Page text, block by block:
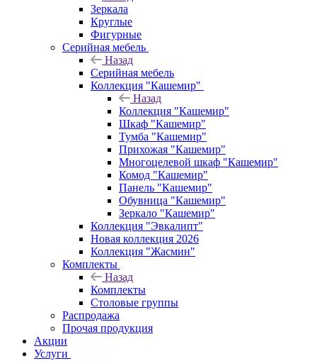
Зеркала
Круглые
Фигурные
Серийная мебель
Назад
Серийная мебель
Коллекция "Кашемир"
Назад
Коллекция "Кашемир"
Шкаф "Кашемир"
Тумба "Кашемир"
Прихожая "Кашемир"
Многоцелевой шкаф "Кашемир"
Комод "Кашемир"
Панель "Кашемир"
Обувница "Кашемир"
Зеркало "Кашемир"
Коллекция "Эвкалипт"
Новая коллекция 2026
Коллекция "Жасмин"
Комплекты
Назад
Комплекты
Столовые группы
Распродажа
Прочая продукция
Акции
Услуги